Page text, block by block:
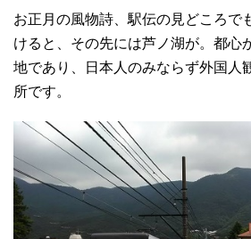
お正月の風物詩、駅伝の見どころで
けると、その先には芦ノ湖が。都心
地であり、日本人のみならず外国人
所です。